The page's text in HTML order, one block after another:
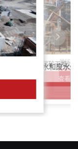
系统：尾矿水和废水
针对稀土尾矿干堆处
查看
尾矿干